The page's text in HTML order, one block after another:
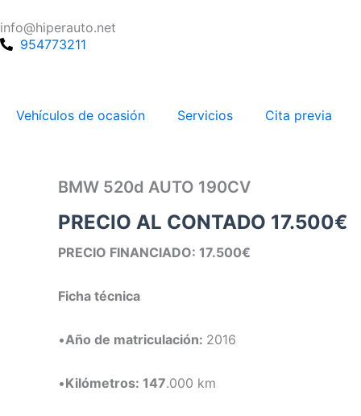
al
contenido
info@hiperauto.net
954773211
Vehículos de ocasión Servicios Cita previa
BMW 520d AUTO 190CV
PRECIO AL CONTADO 17.500€
PRECIO FINANCIADO: 17.500€
Ficha técnica
•Año de matriculación: 2016
•Kilómetros: 147.000 km